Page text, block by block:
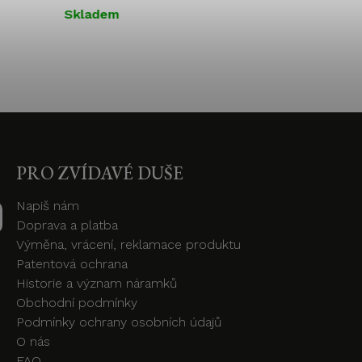
PRO ZVÍDAVÉ DUŠE
Napiš nám
Doprava a platba
Výměna, vrácení, reklamace produktu
Patentová ochrana
Historie a význam náramků
Obchodní podmínky
Podmínky ochrany osobních údajů
O nás